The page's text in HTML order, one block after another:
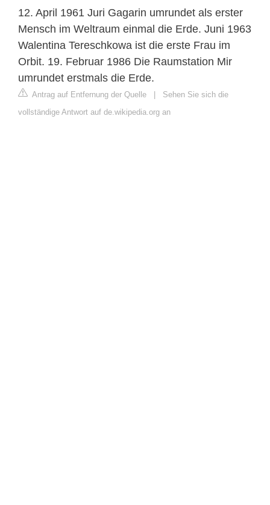
12. April 1961 Juri Gagarin umrundet als erster
Mensch im Weltraum einmal die Erde. Juni 1963
Walentina Tereschkowa ist die erste Frau im
Orbit. 19. Februar 1986 Die Raumstation Mir
umrundet erstmals die Erde.
Antrag auf Entfernung der Quelle | Sehen Sie sich die
vollständige Antwort auf de.wikipedia.org an